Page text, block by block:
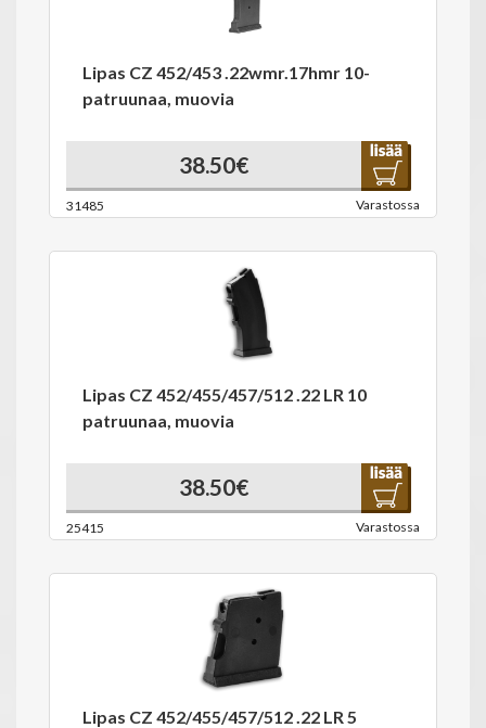
Lipas CZ 452/453 .22wmr.17hmr 10-
patruunaa, muovia
38.50€
31485 Varastossa
Lipas CZ 452/455/457/512 .22 LR 10
patruunaa, muovia
38.50€
25415 Varastossa
Lipas CZ 452/455/457/512 .22 LR 5